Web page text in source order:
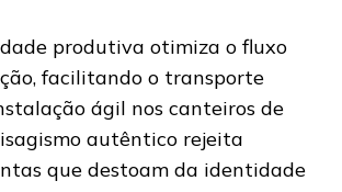
produtiva otimiza o fluxo
facilitando o transporte
ágil nos canteiros de
autêntico rejeita
que destoam da identidade